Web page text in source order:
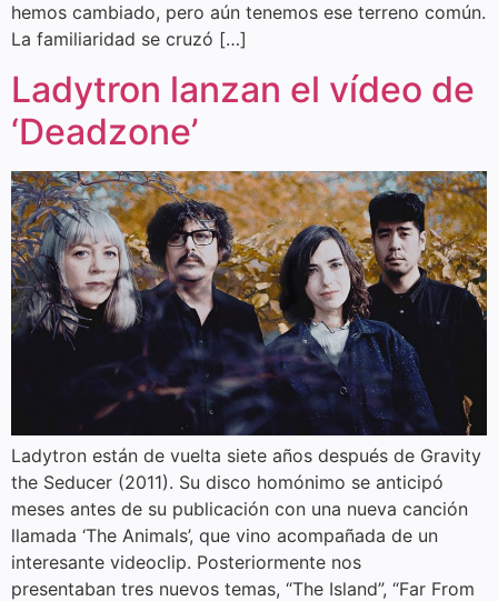
hemos cambiado, pero aún tenemos ese terreno común.
La familiaridad se cruzó […]
Ladytron lanzan el vídeo de
‘Deadzone’
Ladytron están de vuelta siete años después de Gravity
the Seducer (2011). Su disco homónimo se anticipó
meses antes de su publicación con una nueva canción
llamada ‘The Animals’, que vino acompañada de un
interesante videoclip. Posteriormente nos
presentaban tres nuevos temas, “The Island”, “Far From